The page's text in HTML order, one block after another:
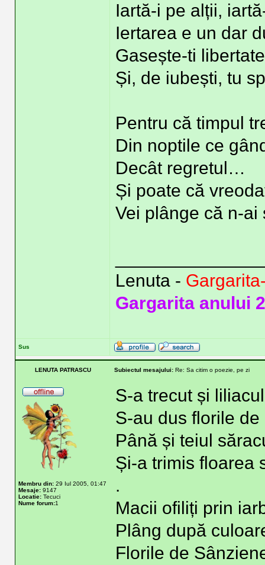
Iartă-i pe alții,
Iertarea e un dar
Gasește-ti
Și, de iubești, tu
Pentru că timpul
Din noptile ce
Decât regretul…
Și poate că
Vei plânge că n-ai
Lenuta -
Gargarita anului
Sus
LENUTA PATRASCU Subiectul mesajului: Re: Sa citim o poezie, pe zi
Membru din: 29 Iul 2005, 01:47
Mesaje: 9147
Locatie: Tecuci
Nume forum:1
S-a trecut și
S-au dus florile de
Până și teiul
Și-a trimis floarea
.
Macii ofiliți prin
Plâng după
Florile de